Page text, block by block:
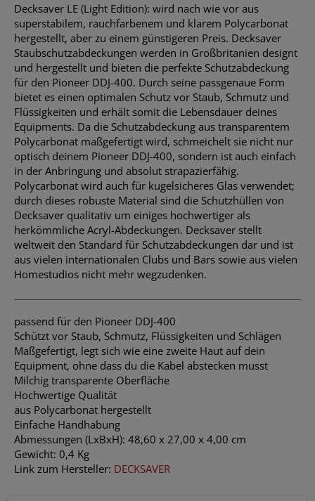
Decksaver LE (Light Edition): wird nach wie vor aus
superstabilem, rauchfarbenem und klarem Polycarbonat
hergestellt, aber zu einem günstigeren Preis. Decksaver
Staubschutzabdeckungen werden in Großbritanien designt
und hergestellt und bieten die perfekte Schutzabdeckung
für den Pioneer DDJ-400. Durch seine passgenaue Form
bietet es einen optimalen Schutz vor Staub, Schmutz und
Flüssigkeiten und erhält somit die Lebensdauer deines
Equipments. Da die Schutzabdeckung aus transparentem
Polycarbonat maßgefertigt wird, schmeichelt sie nicht nur
optisch deinem Pioneer DDJ-400, sondern ist auch einfach
in der Anbringung und absolut strapazierfähig.
Polycarbonat wird auch für kugelsicheres Glas verwendet;
durch dieses robuste Material sind die Schutzhüllen von
Decksaver qualitativ um einiges hochwertiger als
herkömmliche Acryl-Abdeckungen. Decksaver stellt
weltweit den Standard für Schutzabdeckungen dar und ist
aus vielen internationalen Clubs und Bars sowie aus vielen
Homestudios nicht mehr wegzudenken.
passend für den Pioneer DDJ-400
Schützt vor Staub, Schmutz, Flüssigkeiten und Schlägen
Maßgefertigt, legt sich wie eine zweite Haut auf dein
Equipment, ohne dass du die Kabel abstecken musst
Milchig transparente Oberfläche
Hochwertige Qualität
aus Polycarbonat hergestellt
Einfache Handhabung
Abmessungen (LxBxH): 48,60 x 27,00 x 4,00 cm
Gewicht: 0,4 Kg
Link zum Hersteller: DECKSAVER